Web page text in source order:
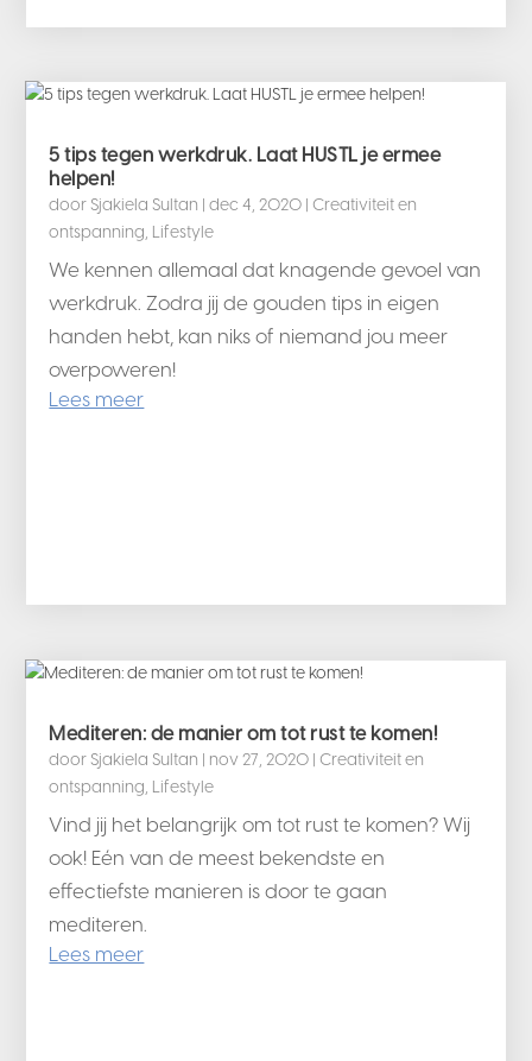
5 tips tegen werkdruk. Laat HUSTL je ermee
helpen!
door Sjakiela Sultan |dec 4, 2020 | Creativiteit en
ontspanning, Lifestyle
We kennen allemaal dat knagende gevoel van
werkdruk. Zodra jij de gouden tips in eigen
handen hebt, kan niks of niemand jou meer
overpoweren!
Lees meer
Mediteren: de manier om tot rust te komen!
door Sjakiela Sultan | nov 27, 2020 | Creativiteit en
ontspanning, Lifestyle
Vind jij het belangrijk om tot rust te komen? Wij
ook! Eén van de meest bekendste en
effectiefste manieren is door te gaan
mediteren.
Lees meer